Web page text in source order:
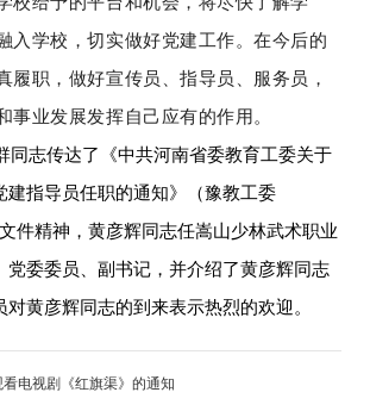
入学校，切实做好党建工作。在今后的
履职，做好宣传员、指导员、服务员，
事业发展发挥自己应有的作用。
同志传达了《中共河南省委教育工委关于
建指导员任职的通知》（豫教工委
文件精神，黄彦辉同志任嵩山少林武术职业
党委委员、副书记，并介绍了黄彦辉同志
黄彦辉同志的到来表示热烈的欢迎。
看电视剧《红旗渠》的通知